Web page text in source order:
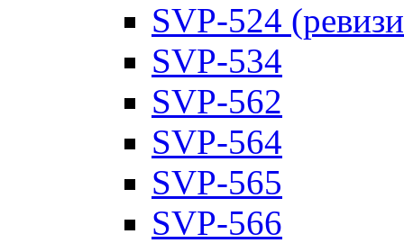
SVP-524
SVP-534
SVP-562
SVP-564
SVP-565
SVP-566